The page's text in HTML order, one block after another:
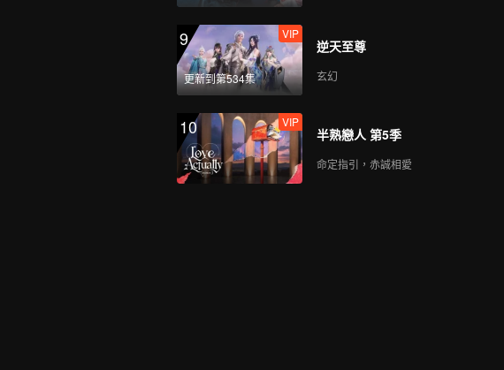
9
更新到第534集
VIP
逆天至尊
玄幻
10 VIP
半熟戀人 第5季
命定指引，赤誠相愛